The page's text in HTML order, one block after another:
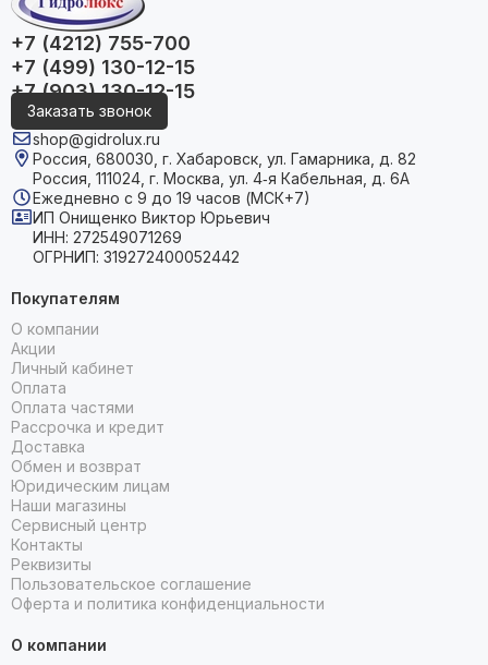
+7 (4212) 755-700
+7 (499) 130-12-15
+7 (903) 130-12-15
Заказать звонок
shop@gidrolux.ru
Россия, 680030, г. Хабаровск, ул. Гамарника, д. 82
Россия, 111024, г. Москва, ул. 4‑я Кабельная, д. 6А
Ежедневно с 9 до 19 часов (МСК+7)
ИП Онищенко Виктор Юрьевич
ИНН: 272549071269
ОГРНИП: 319272400052442
Покупателям
О компании
Акции
Личный кабинет
Оплата
Оплата частями
Рассрочка и кредит
Доставка
Обмен и возврат
Юридическим лицам
Наши магазины
Сервисный центр
Контакты
Реквизиты
Пользовательское соглашение
Оферта и политика конфиденциальности
О компании